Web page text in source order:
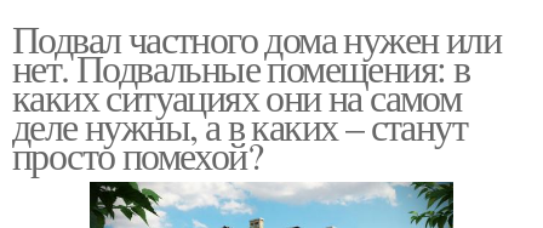
Подвал частного дома нужен или
нет. Подвальные помещения: в
каких ситуациях они на самом
деле нужны, а в каких – станут
просто помехой?